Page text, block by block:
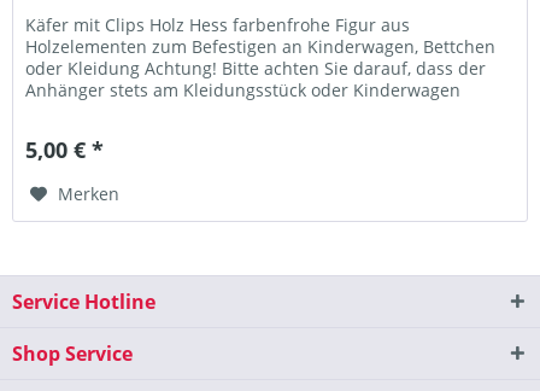
Käfer mit Clips Holz Hess farbenfrohe Figur aus
Holzelementen zum Befestigen an Kinderwagen, Bettchen
oder Kleidung Achtung! Bitte achten Sie darauf, dass der
Anhänger stets am Kleidungsstück oder Kinderwagen
5,00 € *
Merken
Service Hotline
Shop Service